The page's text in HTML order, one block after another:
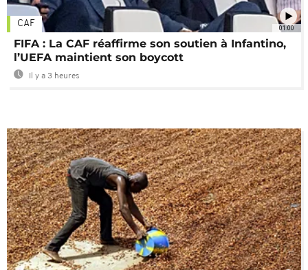
01:00
CAF
FIFA : La CAF réaffirme son soutien à Infantino,
l’UEFA maintient son boycott
Il y a 3 heures